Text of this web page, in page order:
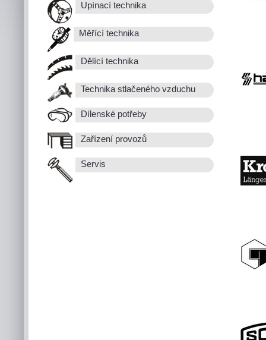
Upínací technika
Měřící technika
Dělící technika
Technika stlačeného vzduchu
Dílenské potřeby
Zařízení provozů
Servis